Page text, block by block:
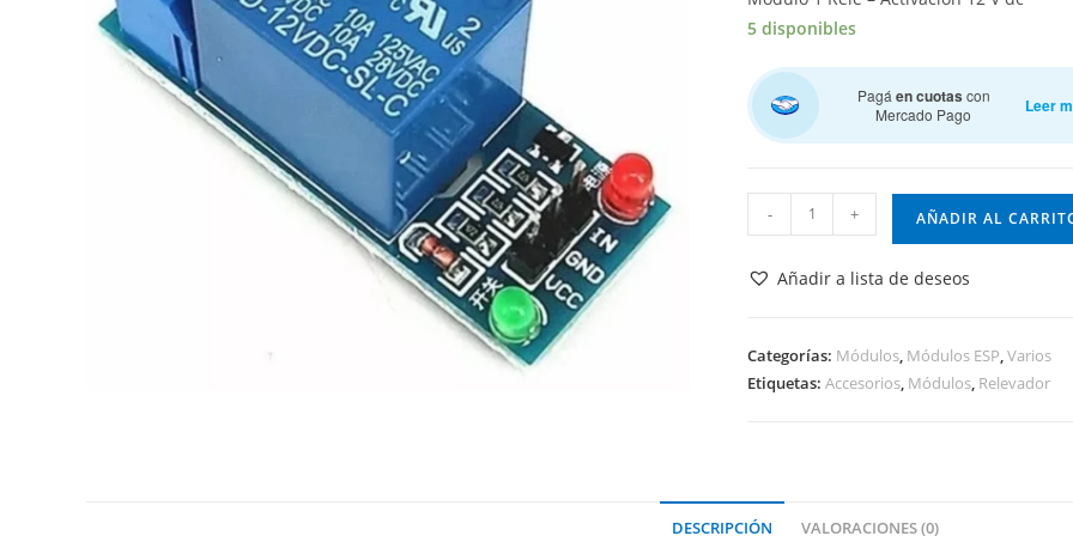
5 disponibles
Pagáen cuotas con
Mercado Pago
Leer
1
Rele
12
V
- + AÑADIR AL
Añadir a lista de deseos
Categorías: Módulos, Módulos ESP,Varios
Etiquetas: Accesorios, Módulos, Relevador
DESCRIPCIÓN VALORACIONES (0)